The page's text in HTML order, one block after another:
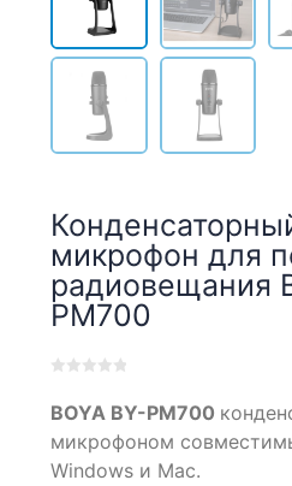
микрофон для
радиовещания
PM700
out
based
on
BOYA BY-PM700
микрофоном
Windows и Mac.